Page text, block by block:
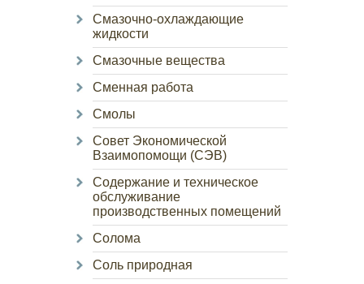
Смазочно-охлаждающие
жидкости
Смазочные вещества
Сменная работа
Смолы
Совет Экономической
Взаимопомощи (СЭВ)
Содержание и техническое
обслуживание
производственных помещений
Солома
Соль природная